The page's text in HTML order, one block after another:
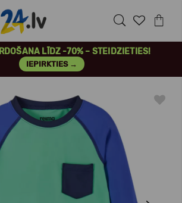
LĪDZ -70% – STEIDZIETIES!
IEPIRKTIES →